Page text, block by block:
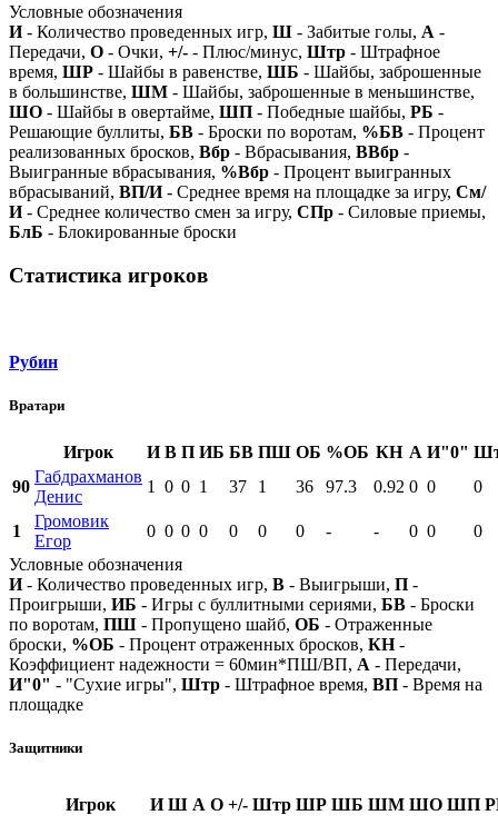
Условные обозначения
И- Количество проведенных игр, Ш - Забитые голы, А -
Передачи, О - Очки, +/- - Плюс/минус, Штр - Штрафное
время, ШР - Шайбы в равенстве, ШБ - Шайбы, заброшенные
в большинстве, ШМ - Шайбы, заброшенные в меньшинстве,
ШО - Шайбы в овертайме, ШП - Победные шайбы, РБ -
Решающие буллиты, БВ - Броски по воротам, %БВ - Процент
реализованных бросков, Вбр - Вбрасывания, ВВбр -
Выигранные вбрасывания, %Вбр - Процент выигранных
вбрасываний, ВП/И- Среднее время на площадке за игру, См/
И- Среднее количество смен за игру, СПр - Силовые приемы,
БлБ - Блокированные броски
Статистика игроков
Рубин
Вратари
Игрок И В П ИБ БВ ПШ ОБ %ОБ КН А И"0"
90
Габдрахманов
Денис
1 0 0 1 37 1 36 97.3 0.92 0 0 0
1
Громовик
Егор
0 0 0 0 0 0 0 - - 0 0
0
Условные обозначения
И- Количество проведенных игр, В - Выигрыши, П -
Проигрыши, ИБ - Игры с буллитными сериями, БВ - Броски
по воротам, ПШ - Пропущено шайб, ОБ - Отраженные
броски, %ОБ - Процент отраженных бросков, КН-
Коэффициент надежности = 60мин*ПШ/ВП, А - Передачи,
И"0" - "Сухие игры", Штр - Штрафное время, ВП - Время на
площадке
Защитники
Игрок И Ш А О +/- Штр ШР ШБ ШМ ШО ШП